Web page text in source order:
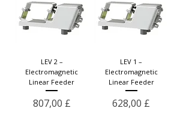
LEV 2 –
Electromagnetic
Linear Feeder
Prezzo
807,00 £
LEV 1 –
Electromagnetic
Linear Feeder
Prezzo
628,00 £